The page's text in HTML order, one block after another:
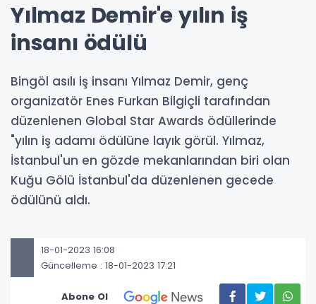
Yılmaz Demir'e yılın iş
insanı ödülü
Bingöl asılı iş insanı Yılmaz Demir, genç
organizatör Enes Furkan Bilgiçli tarafından
düzenlenen Global Star Awards ödüllerinde
"yılın iş adamı ödülüne layık görül. Yılmaz,
İstanbul'un en gözde mekanlarından biri olan
Kuğu Gölü İstanbul'da düzenlenen gecede
ödülünü aldı.
18-01-2023 16:08
Güncelleme : 18-01-2023 17:21
Abone Ol